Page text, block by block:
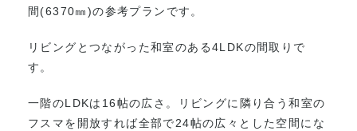
間(6370㎜)の参考プランです。
リビングとつながった和室のある4LDKの間取りで
す。
一階のLDKは16帖の広さ。リビングに隣り合う和室の
フスマを開放すれば全部で24帖の広々とした空間にな